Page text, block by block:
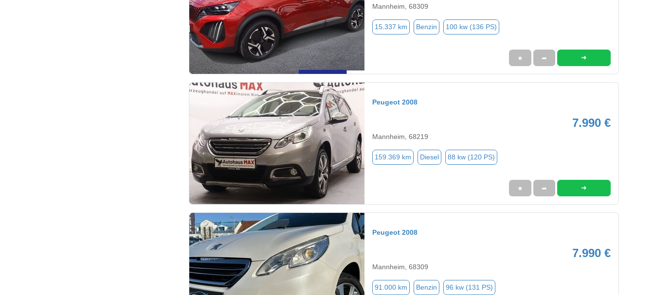
Mannheim, 68309
15.337 km Benzin 100 kw (136 PS)
★ ➦ ➜
Peugeot 2008
7.990 €
Mannheim, 68219
159.369 km Diesel 88 kw (120 PS)
★ ➦ ➜
Peugeot 2008
7.990 €
Mannheim, 68309
91.000 km Benzin 96 kw (131 PS)